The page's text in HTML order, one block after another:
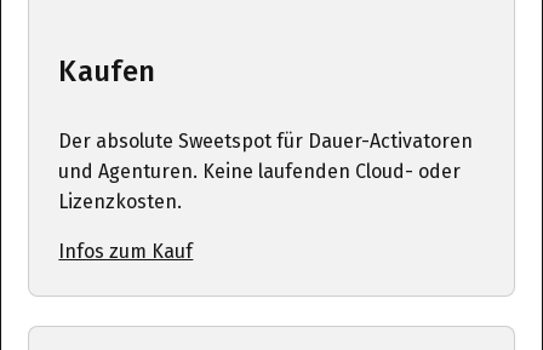
Kaufen
Der absolute Sweetspot für Dauer-Activatoren
und Agenturen. Keine laufenden Cloud- oder
Lizenzkosten.
Infos zum Kauf